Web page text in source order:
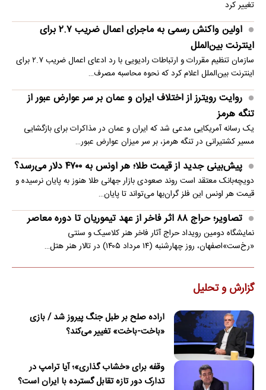
تغییر کرد
اولین واکنش رسمی به ماجرای اعمال ضریب ۲.۷ برای
اینترنت بین‌الملل
سازمان تنظیم مقررات و ارتباطات رادیویی با رد ادعای اعمال ضریب ۲.۷ برای
اینترنت بین‌الملل اعلام کرد که نحوه محاسبه مصرف…
روایت رویترز از اختلاف ایران و عمان بر سر عوارض عبور از
تنگه هرمز
یک رسانه آمریکایی مدعی شد که ایران و عمان در مذاکرات برای بازگشایی
مسیر کشتیرانی در تنگه هرمز، بر سر میزان عوارض عبور…
پیش‌بینی جدید از قیمت طلا؛ هر اونس به ۴۷۰۰ دلار می‌رسد؟
دویچه‌بانک معتقد است روند صعودی بازار جهانی طلا هنوز به پایان نرسیده و
قیمت هر اونس این فلز گران‌بها می‌تواند تا پایان…
تصاویر؛ حراج ۸۸ اثر فاخر از عهد تیموریان تا دوره معاصر
نمایشگاه دومین رویداد حراج آثار فاخر هنر کلاسیک و سنتی
«رخ‌ست»اصفهان، روز چهارشنبه (۱۴ مرداد ۱۴۰۵) در تالار هنر هتل…
گزارش و تحلیل
اراده صلح بر طبل جنگ پیروز شد / بازی
«باخت-باخت» تغییر می‌کند؟
وقفه برای «خشاب گذاری»؛ آیا ترامپ در
تدارک دور تازه تقابل گسترده با ایران است؟